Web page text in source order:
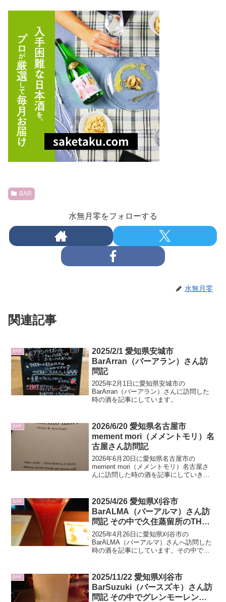
BAR
水無月零をフォローする
水無月零
関連記事
BAR
2025/2/1 愛知県安城市
BarArran（バーアラン）さん訪
問記
2025年2月1日に愛知県安城市の
BarArran（バーアラン）さんに訪問した
時の酒を記事にしています。
BAR
2026/6/20 愛知県名古屋市
mement mori（メメントモリ）名
古屋さん訪問記
2026年6月20日に愛知県名古屋市の
mement mori（メメントモリ）名古屋さ
んに訪問した時の酒を記事にしていきま
BAR
2025/4/26 愛知県刈谷市
BarALMA（バーアルマ）さん訪
問記 その中で久住蒸留所のTHE
FIRSTのレビューもあり
2025年4月26日に愛知県刈谷市の
BarALMA（バーアルマ）さんへ訪問した
時の酒を記事にしています。その中で久
BAR
2025/11/22 愛知県刈谷市
BarSuzuki（バースズキ）さん訪
問記 その中でグレンモーレンジ